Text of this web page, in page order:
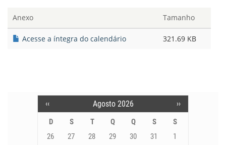
Anexo Tamanho
Acesse a íntegra do calendário 321.69 KB
Pagination
‹‹ Agosto 2026
››
D
S T Q Q S
S
26
27 28 29 30 31
1